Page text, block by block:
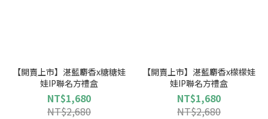
【開賣上市】湛藍麝香x糖糖娃
娃IP聯名方禮盒
NT$1,680
NT$2,680
【開賣上市】湛藍麝香x檬檬娃
娃IP聯名方禮盒
NT$1,680
NT$2,680